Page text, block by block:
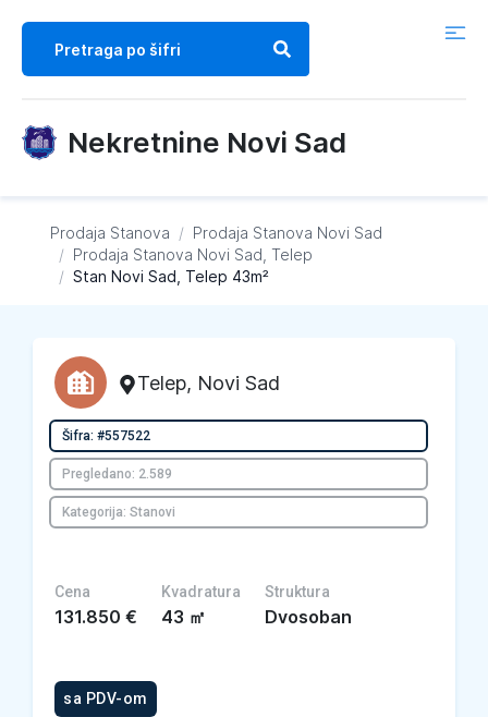
Nekretnine Novi Sad
Prodaja Stanova / Prodaja Stanova Novi Sad
/ Prodaja Stanova Novi Sad, Telep
/ Stan Novi Sad, Telep 43m²
Telep, Novi Sad
Šifra: #557522
Pregledano: 2.589
Kategorija: Stanovi
Cena
131.850 €
Kvadratura
43 ㎡
Struktura
Dvosoban
sa PDV-om